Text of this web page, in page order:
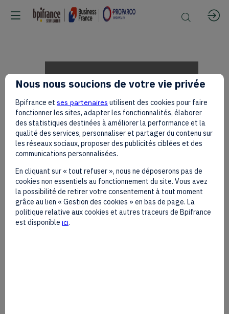
Keynote
2
-
Christel
Nous nous soucions de votre vie privée
Bpifrance et ses partenaires utilisent des cookies pour faire
fonctionner les sites, adapter les fonctionnalités, élaborer
des statistiques destinées à améliorer la performance et la
qualité des services, personnaliser et partager du contenu sur
les réseaux sociaux, proposer des publicités ciblées et des
communications personnalisées.
En cliquant sur « tout refuser », nous ne déposerons pas de
cookies non essentiels au fonctionnement du site. Vous avez
la possibilité de retirer votre consentement à tout moment
grâce au lien « Gestion des cookies » en bas de page. La
politique relative aux cookies et autres traceurs de Bpifrance
est disponible ici.